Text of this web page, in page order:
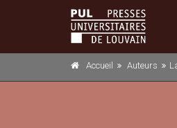
Accueil Auteurs